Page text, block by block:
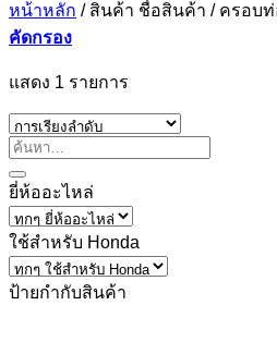
หน้าหลัก /สินค้า ชื่อสินค้า /ครอบท่
คัดกรอง
แสดง 1 รายการ
ยี่ห้ออะไหล่
ใช้สำหรับ Honda
ป้ายกำกับสินค้า